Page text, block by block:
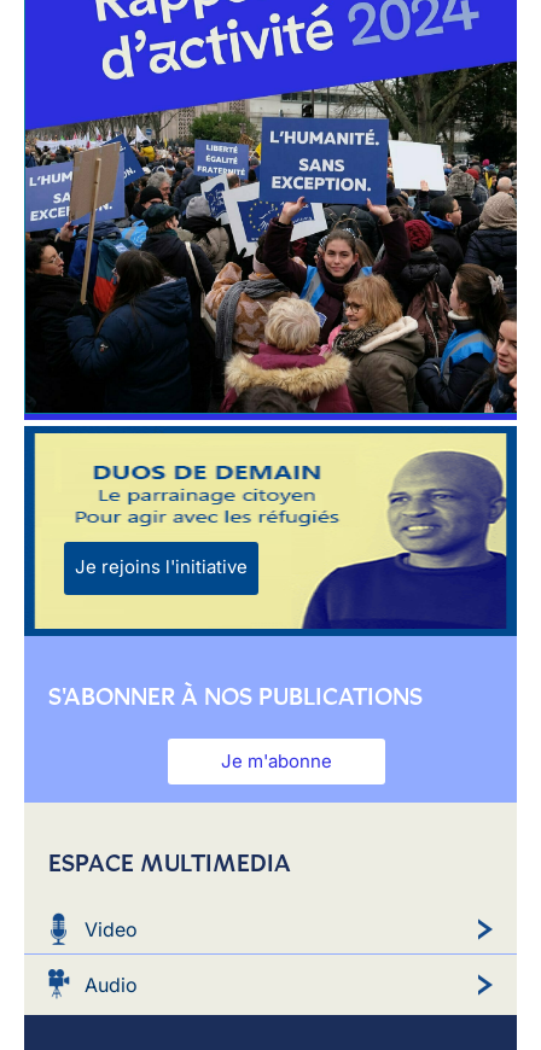
Je rejoins l'initiative
S'ABONNER À NOS PUBLICATIONS
Je m'abonne
ESPACE MULTIMEDIA
Video
Audio